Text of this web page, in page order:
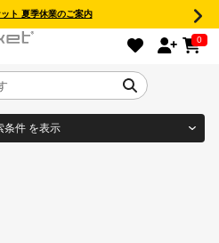
ト 夏季休業のご案内
0
条件 を表示